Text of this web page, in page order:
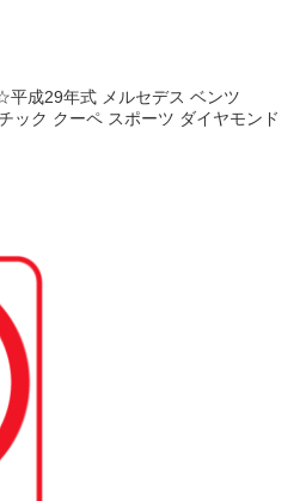
平成29年式 メルセデス ベンツ
ック クーペ スポーツ ダイヤモンド